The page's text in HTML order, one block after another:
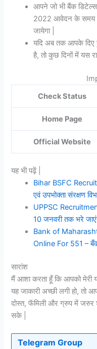
आपने जो भी बैंक
2022 आवेदन के समय
जायेगा |
यदि अब तक आपके दिए
है, तो कुछ दिनों में यस
Check Status
Home Page
Official Website
यह भी पढ़ें |
Bihar BSFC
एवं उपभोक्ता संरक्षण
UPPSC
10 जनवरी तक भरे
Bank of
Online For 551 –
सारांश
मैं आशा करता हूँ कि आपको मेरी
यह जाकारी अच्छी लगी हो,
दोस्त, फॅमिली और ग्रुप में जरुर
सके |
Telegram Group